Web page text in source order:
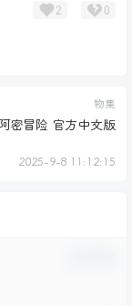
2 0
物集
密冒险 官方中文版
2025-9-8 11:12:15